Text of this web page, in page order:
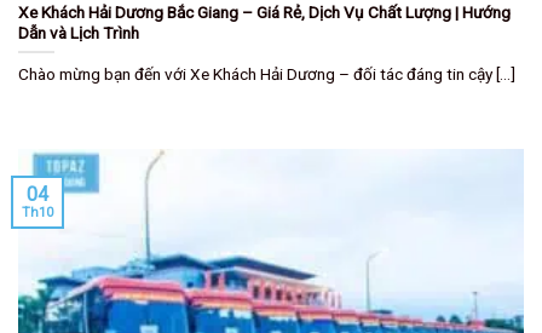
Xe Khách Hải Dương Bắc Giang – Giá Rẻ, Dịch Vụ Chất Lượng | Hướng
Dẫn và Lịch Trình
Chào mừng bạn đến với Xe Khách Hải Dương – đối tác đáng tin cậy [...]
04
Th10